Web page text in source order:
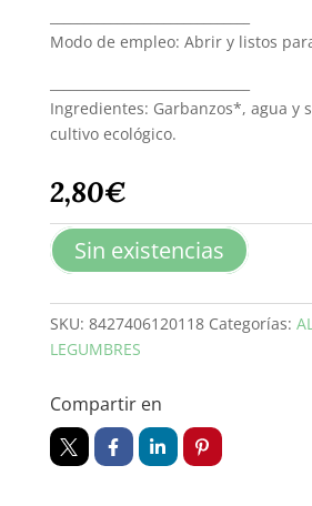
Modo de empleo: Abrir y listos
Ingredientes: Garbanzos*, agua y
cultivo ecológico.
2,80€
Sin existencias
SKU: 8427406120118 Categorías:
LEGUMBRES
Compartir en